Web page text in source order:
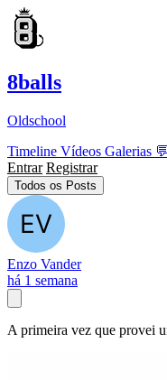
8balls
Oldschool
Timeline Vídeos Galerias 💬
Entrar Registrar
Todos os Posts
Enzo Vander
há 1 semana
A primeira vez que provei